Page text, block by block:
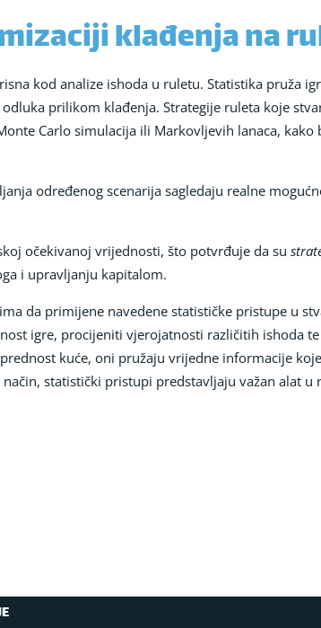
klađenja na
kod analize ishoda u ruletu. Statistika pruža
prilikom klađenja. Strategije ruleta koje
Carlo simulacija ili Markovljevih lanaca, kako
određenog scenarija sagledaju realne
očekivanoj vrijednosti, što potvrđuje da su
i upravljanju kapitalom.
da primijene navedene statističke pristupe u
igre, procijeniti vjerojatnosti različitih ishoda
kuće, oni pružaju vrijedne informacije
statistički pristupi predstavljaju važan alat u